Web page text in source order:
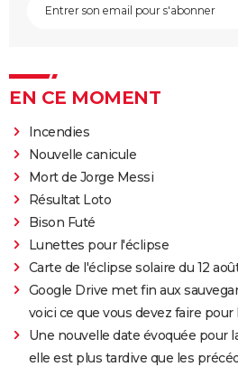
EN CE MOMENT
Incendies
Nouvelle canicule
Mort de Jorge Messi
Résultat Loto
Bison Futé
Lunettes pour l'éclipse
Carte de l'éclipse solaire du 12
Google Drive met fin aux
voici ce que vous devez faire pour
Une nouvelle date évoquée pour
elle est plus tardive que les